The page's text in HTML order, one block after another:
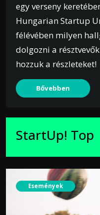
egy verseny
Hungarian Startup
félévében milyen
dolgozni a
hozzuk a részleteket!
Bővebben
StartUp! Top
Események